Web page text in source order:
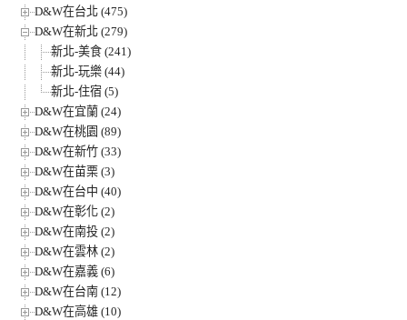
D&W在台北 (475)
D&W在新北 (279)
新北-美食 (241)
新北-玩樂 (44)
新北-住宿 (5)
D&W在宜蘭 (24)
D&W在桃園 (89)
D&W在新竹 (33)
D&W在苗栗 (3)
D&W在台中 (40)
D&W在彰化 (2)
D&W在南投 (2)
D&W在雲林 (2)
D&W在嘉義 (6)
D&W在台南 (12)
D&W在高雄 (10)